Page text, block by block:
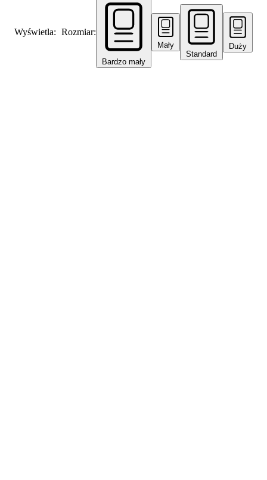
Wyświetla: Rozmiar:
Bardzo mały
Mały
Standard
Duży